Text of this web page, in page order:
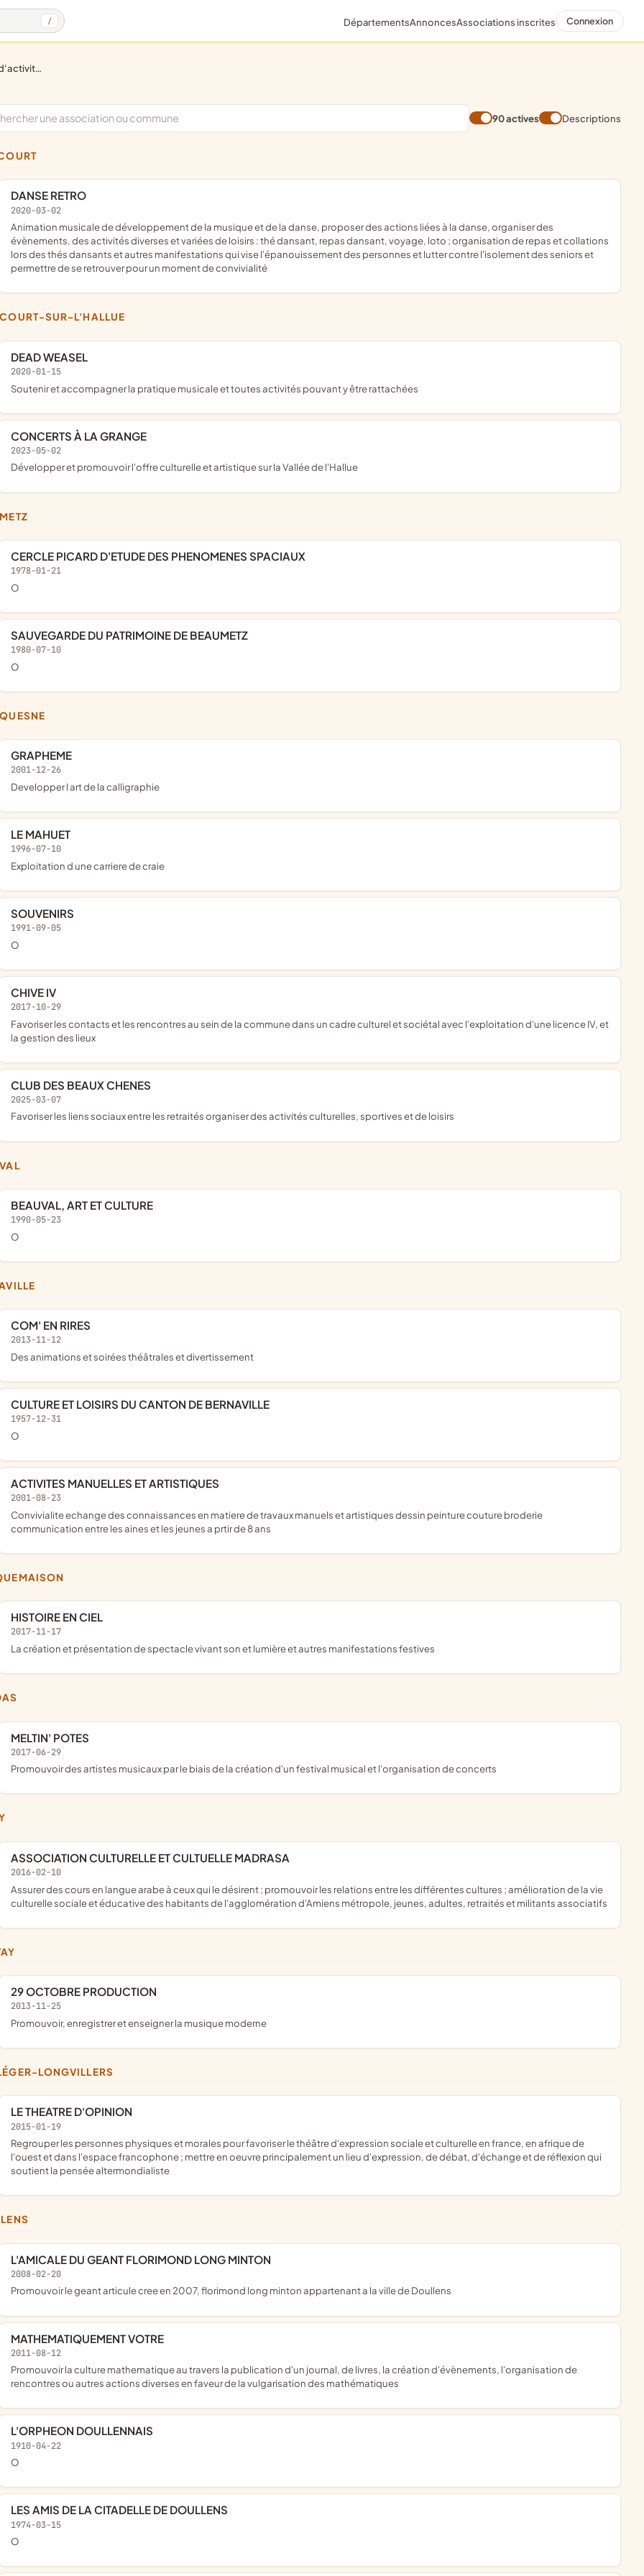
/ DépartementsAnnoncesAssociations inscrites Connexion
culturelles
90 actives Descriptions
DANSE RETRO
2020-03-02
animation musicale de développement de la musique et de la danse, proposer des actions liées à la danse, organiser des
évènements, des activités diverses et variées de loisirs : thé dansant, repas dansant, voyage, loto ; organisation de repas et collations
lors des thés dansants et autres manifestations qui vise l'épanouissement des personnes et lutter contre l'isolement des seniors et
permettre de se retrouver pour un moment de convivialité
SUR-L'HALLUE
DEAD WEASEL
2020-01-15
soutenir et accompagner la pratique musicale et toutes activités pouvant y être rattachées
CONCERTS À LA GRANGE
2023-05-02
développer et promouvoir l'offre culturelle et artistique sur la Vallée de l'Hallue
CERCLE PICARD D'ETUDE DES PHENOMENES SPACIAUX
1978-01-21
o
SAUVEGARDE DU PATRIMOINE DE BEAUMETZ
1980-07-10
o
GRAPHEME
2001-12-26
developper l art de la calligraphie
LE MAHUET
1996-07-10
exploitation d une carriere de craie
SOUVENIRS
1991-09-05
o
CHIVE IV
2017-10-29
favoriser les contacts et les rencontres au sein de la commune dans un cadre culturel et sociétal avec l'exploitation d'une licence IV, et
la gestion des lieux
CLUB DES BEAUX CHENES
2025-03-07
favoriser les liens sociaux entre les retraités organiser des activités culturelles, sportives et de loisirs
BEAUVAL, ART ET CULTURE
1990-05-23
o
COM' EN RIRES
2013-11-12
des animations et soirées théâtrales et divertissement
CULTURE ET LOISIRS DU CANTON DE BERNAVILLE
1957-12-31
o
ACTIVITES MANUELLES ET ARTISTIQUES
2001-08-23
convivialite echange des connaissances en matiere de travaux manuels et artistiques dessin peinture couture broderie
communication entre les aines et les jeunes a prtir de 8 ans
HISTOIRE EN CIEL
2017-11-17
la création et présentation de spectacle vivant son et lumière et autres manifestations festives
MELTIN' POTES
2017-06-29
promouvoir des artistes musicaux par le biais de la création d'un festival musical et l'organisation de concerts
ASSOCIATION CULTURELLE ET CULTUELLE MADRASA
2016-02-10
assurer des cours en langue arabe à ceux qui le désirent ; promouvoir les relations entre les différentes cultures ; amélioration de la vie
culturelle sociale et éducative des habitants de l'agglomération d'Amiens métropole, jeunes, adultes, retraités et militants associatifs
29 OCTOBRE PRODUCTION
2013-11-25
promouvoir, enregistrer et enseigner la musique moderne
LONGVILLERS
LE THEATRE D'OPINION
2015-01-19
regrouper les personnes physiques et morales pour favoriser le théâtre d'expression sociale et culturelle en france, en afrique de
l'ouest et dans l'espace francophone ; mettre en oeuvre principalement un lieu d'expression, de débat, d'échange et de réflexion qui
soutient la pensée altermondialiste
L'AMICALE DU GEANT FLORIMOND LONG MINTON
2008-02-20
promouvoir le geant articule cree en 2007, florimond long minton appartenant a la ville de Doullens
MATHEMATIQUEMENT VOTRE
2011-08-12
promouvoir la culture mathematique au travers la publication d'un journal, de livres, la création d'évènements, l'organisation de
rencontres ou autres actions diverses en faveur de la vulgarisation des mathématiques
L'ORPHEON DOULLENNAIS
1910-04-22
o
LES AMIS DE LA CITADELLE DE DOULLENS
1974-03-15
o